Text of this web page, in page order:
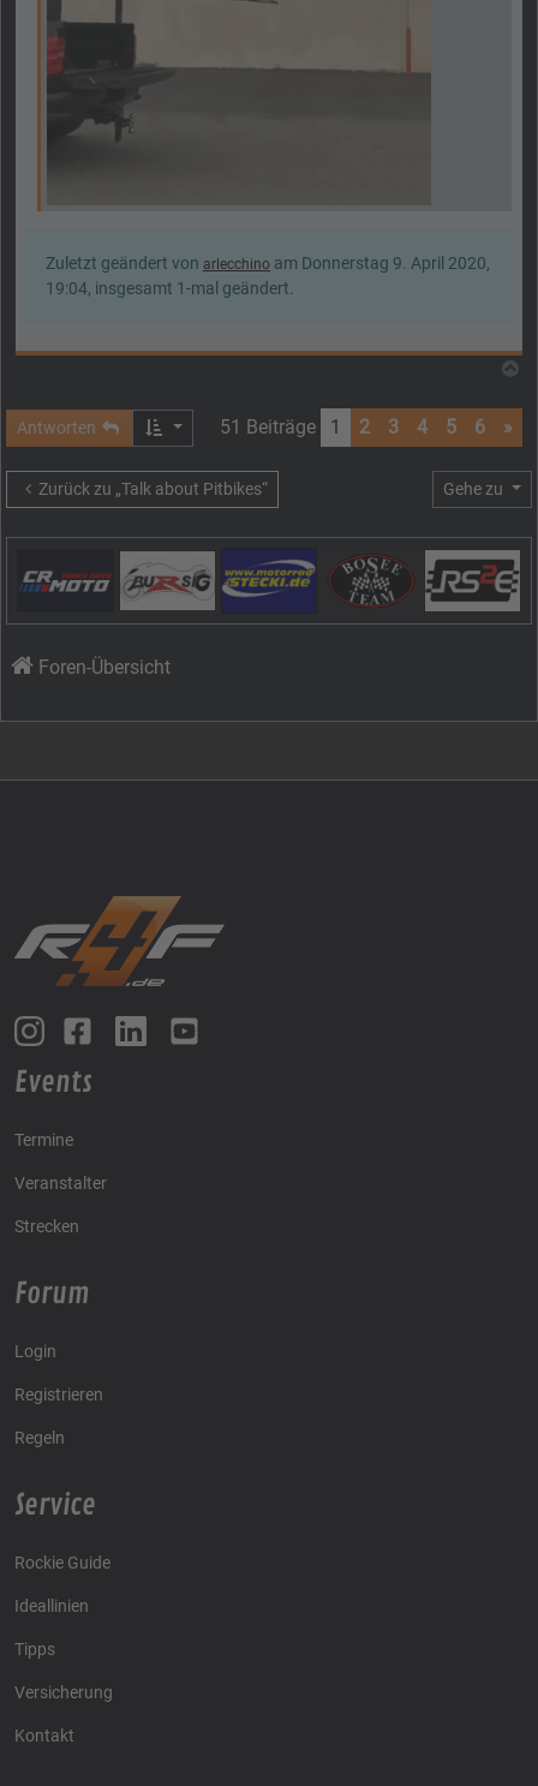
Zuletzt geändert von arlecchino am Donnerstag 9. April 2020,
19:04, insgesamt 1-mal geändert.
Antworten 51 Beiträge 1 2 3 4 5 6 »
Zurück zu „Talk about Pitbikes“ Gehe zu
Foren-Übersicht
Events
Termine
Veranstalter
Strecken
Forum
Login
Registrieren
Regeln
Service
Rockie Guide
Ideallinien
Tipps
Versicherung
Kontakt